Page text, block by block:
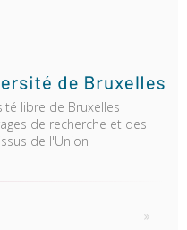
libre de Bruxelles
de recherche et des
de l'Union